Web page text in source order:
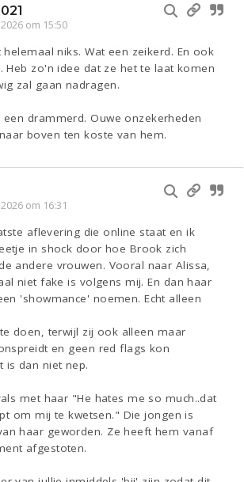
om 15:50
helemaal niks. Wat een zeikerd. En ook
Heb zo'n idee dat ze het te laat komen
zal gaan nadragen.
drammerd. Ouwe onzekerheden
boven ten koste van hem.
om 16:31
aflevering die online staat en ik
in shock door hoe Brook zich
andere vrouwen. Vooral naar Alissa,
niet fake is volgens mij. En dan haar
'showmance' noemen. Echt alleen
doen, terwijl zij ook alleen maar
en geen red flags kon
is dan niet nep.
met haar "He hates me so much..dat
om mij te kwetsen." Die jongen is
haar geworden. Ze heeft hem vanaf
afgestoten.